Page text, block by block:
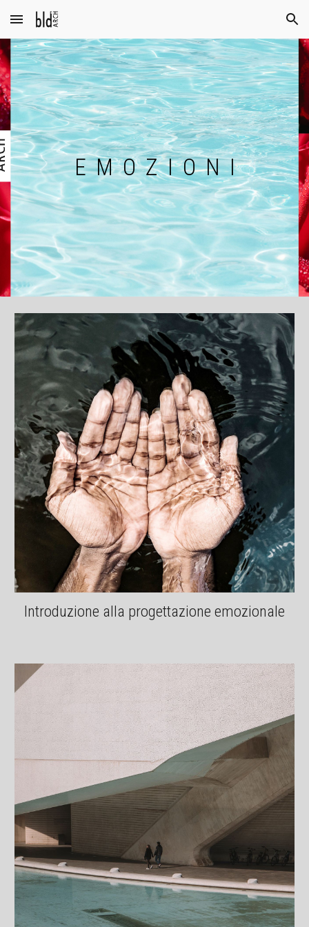
Skip to main content Skip to navigation
E M O Z I O N I
Introduzione alla progettazione emozionale